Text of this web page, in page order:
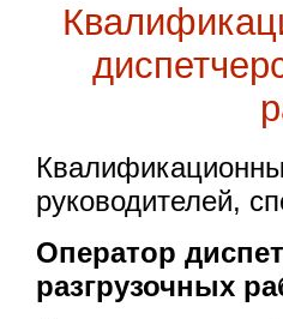
руководителей,
Оператор
разгрузочных